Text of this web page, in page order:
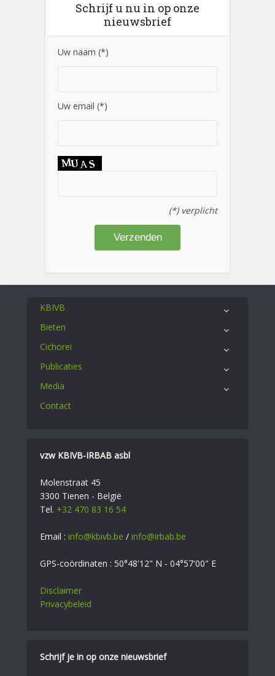
Schrijf u nu in op onze
nieuwsbrief
Uw naam (*)
Uw email (*)
(*) verplicht
KBIVB
Bieten
Cichorei
Publicaties
Media
Contact
vzw KBIVB-IRBAB asbl
Molenstraat 45
3300 Tienen - België
Tel. +32 470 83 16 54
Email : info@kbivb.be / info@irbab.be
GPS-coördinaten : 50°48'12" N - 04°57'00" E
Disclaimer
Privacybeleid
Schrijf je in op onze nieuwsbrief